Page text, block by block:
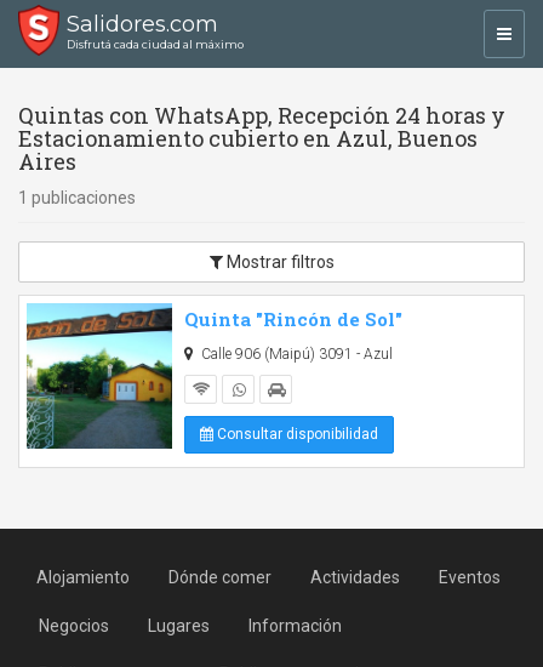
Salidores.com
Disfrutá cada ciudad al máximo
Quintas con WhatsApp, Recepción 24 horas y
Estacionamiento cubierto en Azul, Buenos
Aires
1 publicaciones
Mostrar filtros
Quinta "Rincón de Sol"
Calle 906 (Maipú) 3091 - Azul
Consultar disponibilidad
Alojamiento Dónde comer Actividades Eventos
Negocios Lugares Información